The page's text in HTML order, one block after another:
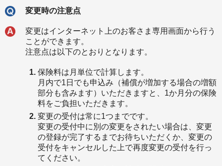
変更時の注意点
変更はインターネット上のお客さま専用画面から行う
ことができます。
注意点は以下のとおりとなります。
保険料は月単位で計算します。
月内で1日でも申込み（補償が増加する場合の増額
部分も含みます）いただきますと、1か月分の保険
料をご負担いただきます。
変更の受付は常に1つまでです。
変更の受付中に別の変更をされたい場合は、変更
の登録が完了するまでお待ちいただくか、変更の
受付をキャンセルした上で再度変更の受付を行っ
てください。